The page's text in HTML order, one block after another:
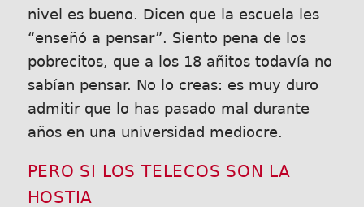
nivel es bueno. Dicen que la escuela les
“enseñó a pensar”. Siento pena de los
pobrecitos, que a los 18 añitos todavía no
sabían pensar. No lo creas: es muy duro
admitir que lo has pasado mal durante
años en una universidad mediocre.
PERO SI LOS TELECOS SON LA
HOSTIA